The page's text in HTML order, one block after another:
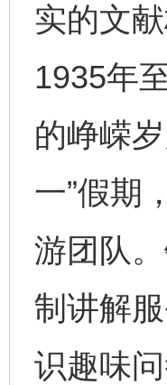
实的文
1935年
的峥嵘
一”假期
游团队
制讲解
识趣味